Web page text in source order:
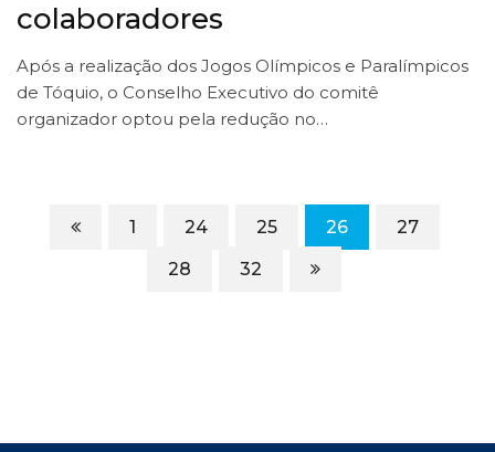
colaboradores
Após a realização dos Jogos Olímpicos e Paralímpicos
de Tóquio, o Conselho Executivo do comitê
organizador optou pela redução no…
1 24 25 26
27
28
32